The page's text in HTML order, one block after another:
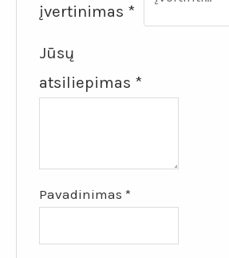
įvertinimas *
Jūsų
atsiliepimas *
Pavadinimas*